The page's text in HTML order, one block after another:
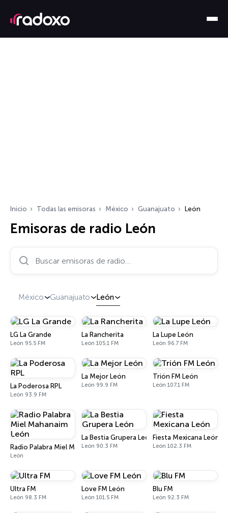
Inicio Todas las emisoras México Guanajuato León
Emisoras de radio León
Buscar emisoras de radio…
México Guanajuato León
LG La Grande
León 95.5 FM
La Rancherita
León 105.1 FM
La Lupe León
León 96.7 FM
La Poderosa RPL
León 93.9 FM
La Mejor León
León 99.9 FM
Trión FM León
León 107.1 FM
Radio Palabra Miel Mahanaim León
León
La Bestia Grupera León
León 90.3 FM
Fiesta Mexicana León
León 102.3 FM
Ultra FM
León 98.3 FM
Love FM León
León 101.5 FM
Blu FM
León 92.3 FM